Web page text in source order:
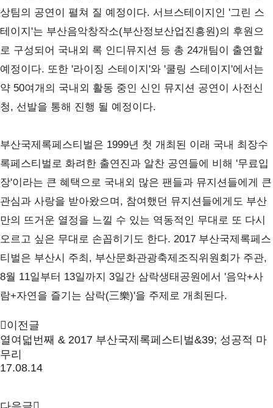
상팀의 공연이 펼쳐 질 예정이다. 서브스테이지인 '그린 스
테이지'는 부산음악창작소(부산정보산업진흥원)의 후원으
로 구성되어 국내외 록 인디뮤지션 등 총 24개팀이 출연할
예정이다. 또한 '라이징 스테이지'와 '쿨링 스테이지'에서는
약 50여개의 국내외 활동 중인 신인 뮤지션 공연이 사전신
청, 선발을 통해 진행 될 예정이다.
부산국제록페스티벌은 1999년 첫 개최된 이래 국내 최장수
록페스티벌로 화려한 출연진과 알찬 공연들에 비해 '무료입
장'이라는 큰 혜택으로 국내외 많은 팬들과 뮤지션들에게 큰
관심과 사랑을 받아왔으며 , 참여했던 뮤지션들에게도 부산
만의 뜨거운 열정을 느낄 수 있는 역동적인 무대로 또 다시
오르고 싶은 무대로 손꼽히기도 한다. 2017 부산국제록페스
티벌은 부산시 주최 , 부산문화관광축제조직위원회가 주관,
8월 11일부터 13일까지 3일간 삼락생태공원에서 '음악+사
람+자연을 즐기는 삼락(三樂)'을 주제로 개최된다.
이전글
열여덟번째 & 2017 부산국제록페스티벌&39; 성공적 마
무리
17.08.14